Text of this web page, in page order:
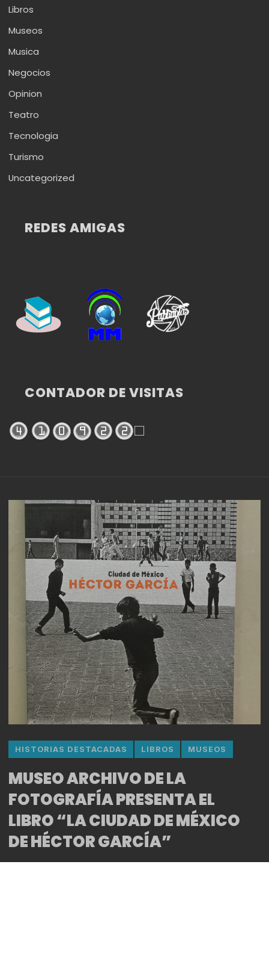
Libros
Museos
Musica
Negocios
Opinion
Teatro
Tecnologia
Turismo
Uncategorized
REDES AMIGAS
CONTADOR DE VISITAS
HISTORIAS DESTACADAS LIBROS MUSEOS
MUSEO ARCHIVO DE LA
FOTOGRAFÍA PRESENTA EL
LIBRO “LA CIUDAD DE MÉXICO
DE HÉCTOR GARCÍA”